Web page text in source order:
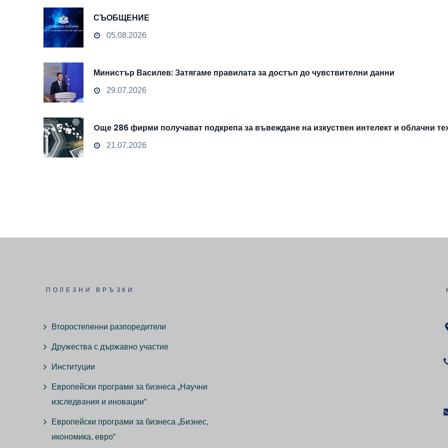
СЪОБЩЕНИЕ
05.08.2026
Министър Василев: Затягаме правилата за достъп до чувствителни данни
29.07.2026
Oще 286 фирми получават подкрепа за въвеждане на изкуствен интелект и облачни
21.07.2026
ПОЛЕЗНИ ВРЪЗКИ
Второстепенни разпоредители
Дружества с държавно участие
Институции
Европейски програми за бизнеса „Научни
изследвания и иновации“
Европейски програми за бизнеса „Бизнес,
икономика, евро“